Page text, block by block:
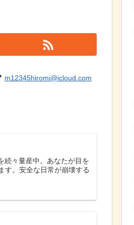
m12345hiromi@icloud.com
続々量産中。あなたが目を
す。安全な日常が崩壊する